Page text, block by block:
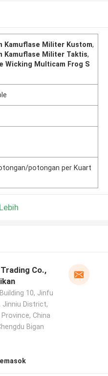
Kamuflase Militer Kustom,
Kamuflase Militer Taktis,
Wicking Multicam Frog S
potongan per Kuart
Co.,
10, Jinfu
Jinniu District,
China
Bigan